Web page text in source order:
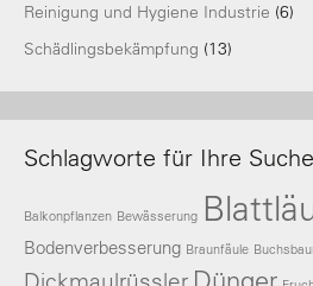
Reinigung und Hygiene Industrie (6)
Schädlingsbekämpfung (13)
Schlagworte für Ihre Suche
Balkonpflanzen Bewässerung
Bodenverbesserung Braunfäule